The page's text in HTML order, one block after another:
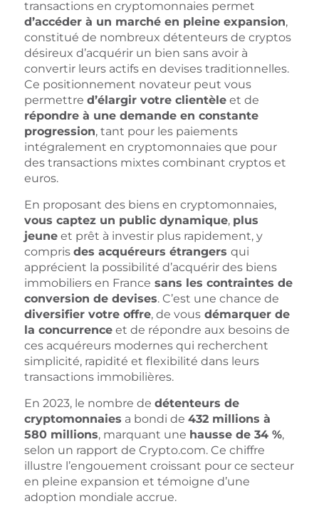
transactions en cryptomonnaies permet
d’accéder à un marché en pleine expansion,
constitué de nombreux détenteurs de cryptos
désireux d’acquérir un bien sans avoir à
convertir leurs actifs en devises traditionnelles.
Ce positionnement novateur peut vous
permettre d’élargir votre clientèleet de
répondre à une demande en constante
progression, tant pour les paiements
intégralement en cryptomonnaies que pour
des transactions mixtes combinant cryptos et
euros.
En proposant des biens en cryptomonnaies,
vous captez un public dynamique, plus
jeuneet prêt à investir plus rapidement, y
compris des acquéreurs étrangers qui
apprécient la possibilité d’acquérir des biens
immobiliers en France sans les contraintes de
conversion de devises. C’est une chance de
diversifier votre offre, de vousdémarquer de
la concurrenceet de répondre aux besoins de
ces acquéreurs modernes qui recherchent
simplicité, rapidité et flexibilité dans leurs
transactions immobilières.
En 2023, le nombre de détenteurs de
cryptomonnaies a bondi de 432 millions à
580 millions, marquant une hausse de 34 %,
selon un rapport de Crypto.com. Ce chiffre
illustre l’engouement croissant pour ce secteur
en pleine expansion et témoigne d’une
adoption mondiale accrue.